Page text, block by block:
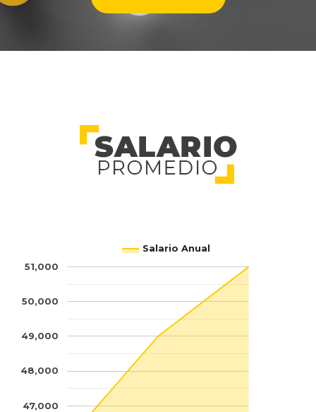
Salario Anual
47,000
48,000
49,000
50,000
51,000